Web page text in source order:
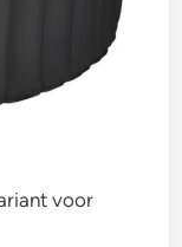
voor